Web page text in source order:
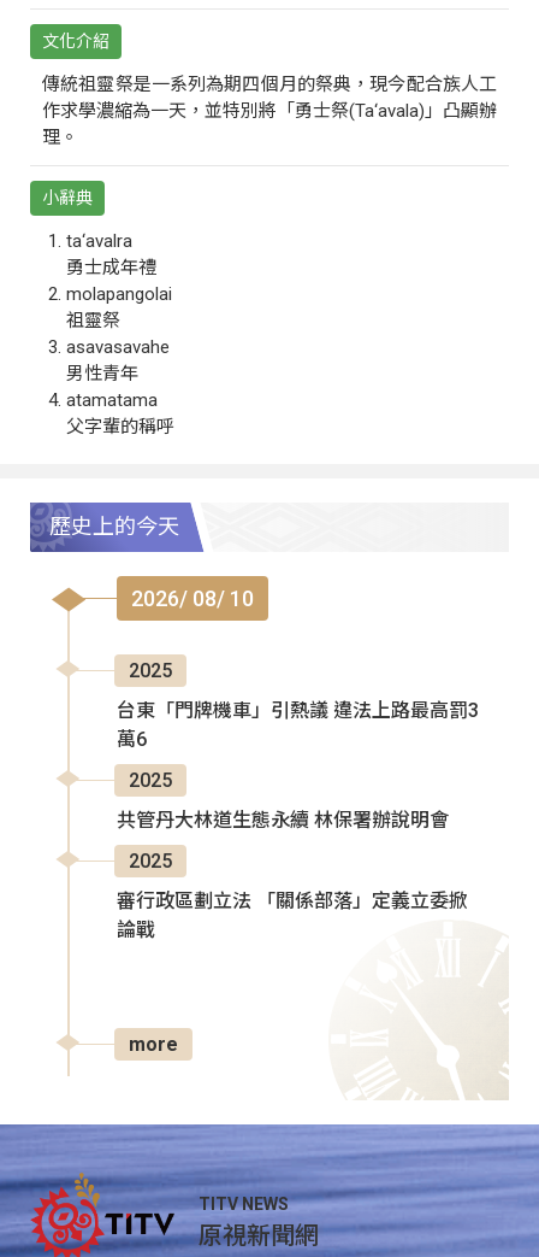
文化介紹
傳統祖靈祭是一系列為期四個月的祭典，現今配合族人工
作求學濃縮為一天，並特別將「勇士祭(Ta‘avala)」凸顯辦
理。
小辭典
ta‘avalra
勇士成年禮
molapangolai
祖靈祭
asavasavahe
男性青年
atamatama
父字輩的稱呼
歷史上的今天
2026/ 08/ 10
2025
台東「門牌機車」引熱議 違法上路最高罰3
萬6
2025
共管丹大林道生態永續 林保署辦說明會
2025
審行政區劃立法 「關係部落」定義立委掀
論戰
more
TITV NEWS
原視新聞網